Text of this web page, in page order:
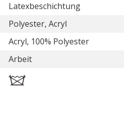
Latexbeschichtung
Polyester, Acryl
Acryl, 100% Polyester
Arbeit